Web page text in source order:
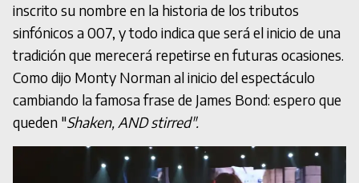
inscrito su nombre en la historia de los tributos
sinfónicos a 007, y todo indica que será el inicio de una
tradición que merecerá repetirse en futuras ocasiones.
Como dijo Monty Norman al inicio del espectáculo
cambiando la famosa frase de James Bond: espero que
queden "Shaken, AND stirred".